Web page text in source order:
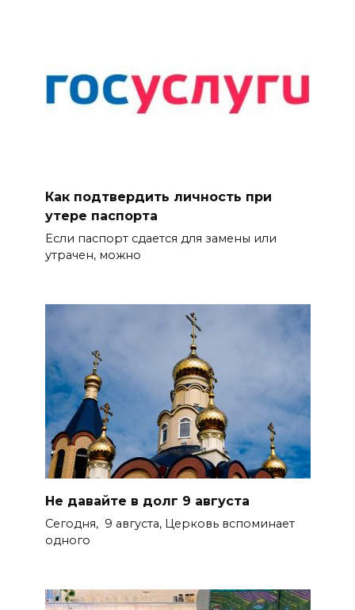
Как подтвердить личность при
утере паспорта
Если паспорт сдается для замены или
утрачен, можно
Не давайте в долг 9 августа
Сегодня, 9 августа, Церковь вспоминает
одного